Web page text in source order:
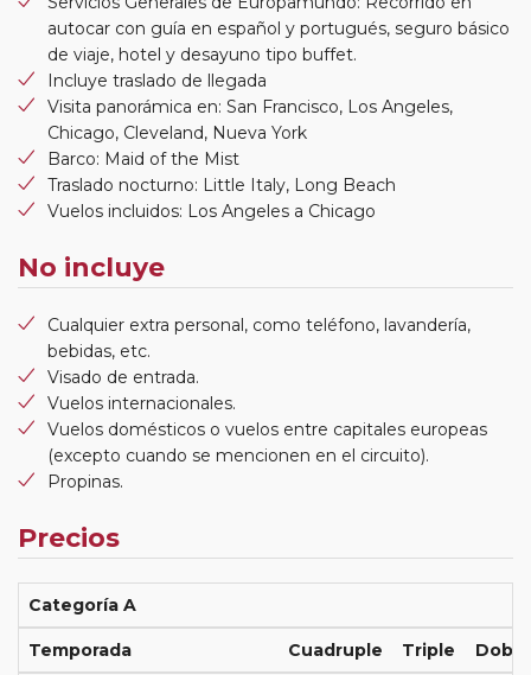
autocar con guía en español y portugués, seguro básico
de viaje, hotel y desayuno tipo buffet.
Incluye traslado de llegada
Visita panorámica en: San Francisco, Los Angeles,
Chicago, Cleveland, Nueva York
Barco: Maid of the Mist
Traslado nocturno: Little Italy, Long Beach
Vuelos incluidos: Los Angeles a Chicago
No incluye
Cualquier extra personal, como teléfono, lavandería,
bebidas, etc.
Visado de entrada.
Vuelos internacionales.
Vuelos domésticos o vuelos entre capitales europeas
(excepto cuando se mencionen en el circuito).
Propinas.
Precios
Categoría A
Temporada Cuadruple Triple Doble